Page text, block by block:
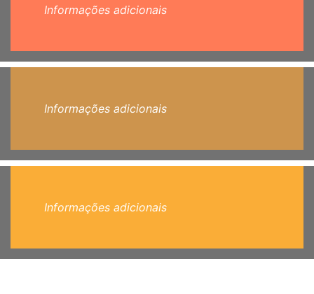
Informações adicionais
Informações adicionais
Informações adicionais